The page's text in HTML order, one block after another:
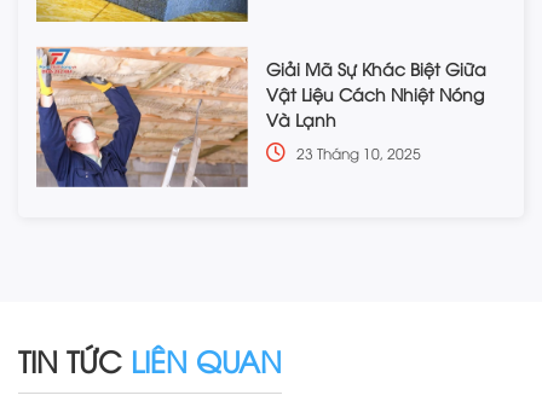
Giải Mã Sự Khác Biệt Giữa
Vật Liệu Cách Nhiệt Nóng
Và Lạnh
23 Tháng 10, 2025
TIN TỨC LIÊN QUAN